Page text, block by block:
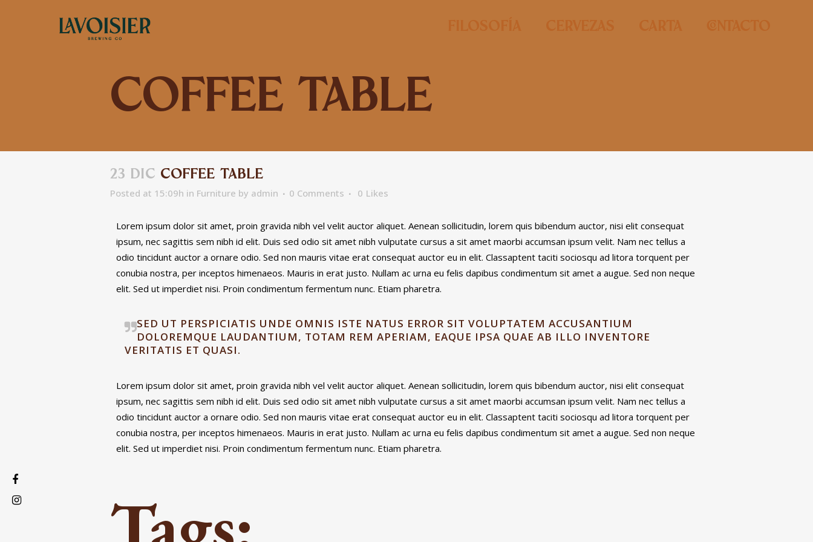
Coffee Table
23 DIC COFFEE TABLE
Posted at 15:09h in Furniture by admin 0 Comments 0 Likes
Lorem ipsum dolor sit amet, proin gravida nibh vel velit auctor aliquet. Aenean sollicitudin, lorem quis bibendum auctor, nisi elit consequat
ipsum, nec sagittis sem nibh id elit. Duis sed odio sit amet nibh vulputate cursus a sit amet maorbi accumsan ipsum velit. Nam nec tellus a
odio tincidunt auctor a ornare odio. Sed non mauris vitae erat consequat auctor eu in elit. Classaptent taciti sociosqu ad litora torquent per
conubia nostra, per inceptos himenaeos. Mauris in erat justo. Nullam ac urna eu felis dapibus condimentum sit amet a augue. Sed non neque
elit. Sed ut imperdiet nisi. Proin condimentum fermentum nunc. Etiam pharetra.
SED UT PERSPICIATIS UNDE OMNIS ISTE NATUS ERROR SIT VOLUPTATEM ACCUSANTIUM
DOLOREMQUE LAUDANTIUM, TOTAM REM APERIAM, EAQUE IPSA QUAE AB ILLO INVENTORE
VERITATIS ET QUASI.
Lorem ipsum dolor sit amet, proin gravida nibh vel velit auctor aliquet. Aenean sollicitudin, lorem quis bibendum auctor, nisi elit consequat
ipsum, nec sagittis sem nibh id elit. Duis sed odio sit amet nibh vulputate cursus a sit amet maorbi accumsan ipsum velit. Nam nec tellus a
odio tincidunt auctor a ornare odio. Sed non mauris vitae erat consequat auctor eu in elit. Classaptent taciti sociosqu ad litora torquent per
conubia nostra, per inceptos himenaeos. Mauris in erat justo. Nullam ac urna eu felis dapibus condimentum sit amet a augue. Sed non neque
elit. Sed ut imperdiet nisi. Proin condimentum fermentum nunc. Etiam pharetra.